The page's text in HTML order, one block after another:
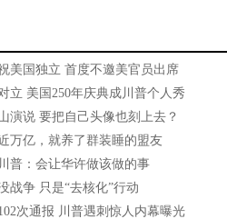
美国独立 首度不邀美官员出席
立 美国250年庆典成川普个人秀
演说 要把自己头像也刻上去？
万亿，就养了群装睡的盟友
普：会让华许做该做的事
战争 只是“去核化”行动
次通报 川普遇刺惊人内幕曝光